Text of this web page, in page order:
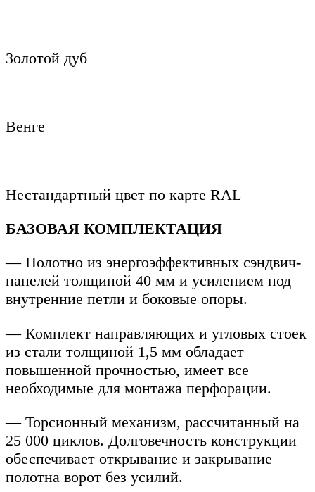
Золотой дуб
Венге
Нестандартный цвет по карте RAL
БАЗОВАЯ КОМПЛЕКТАЦИЯ
— Полотно из энергоэффективных сэндвич-
панелей толщиной 40 мм и усилением под
внутренние петли и боковые опоры.
— Комплект направляющих и угловых стоек
из стали толщиной 1,5 мм обладает
повышенной прочностью, имеет все
необходимые для монтажа перфорации.
— Торсионный механизм, рассчитанный на
25 000 циклов. Долговечность конструкции
обеспечивает открывание и закрывание
полотна ворот без усилий.